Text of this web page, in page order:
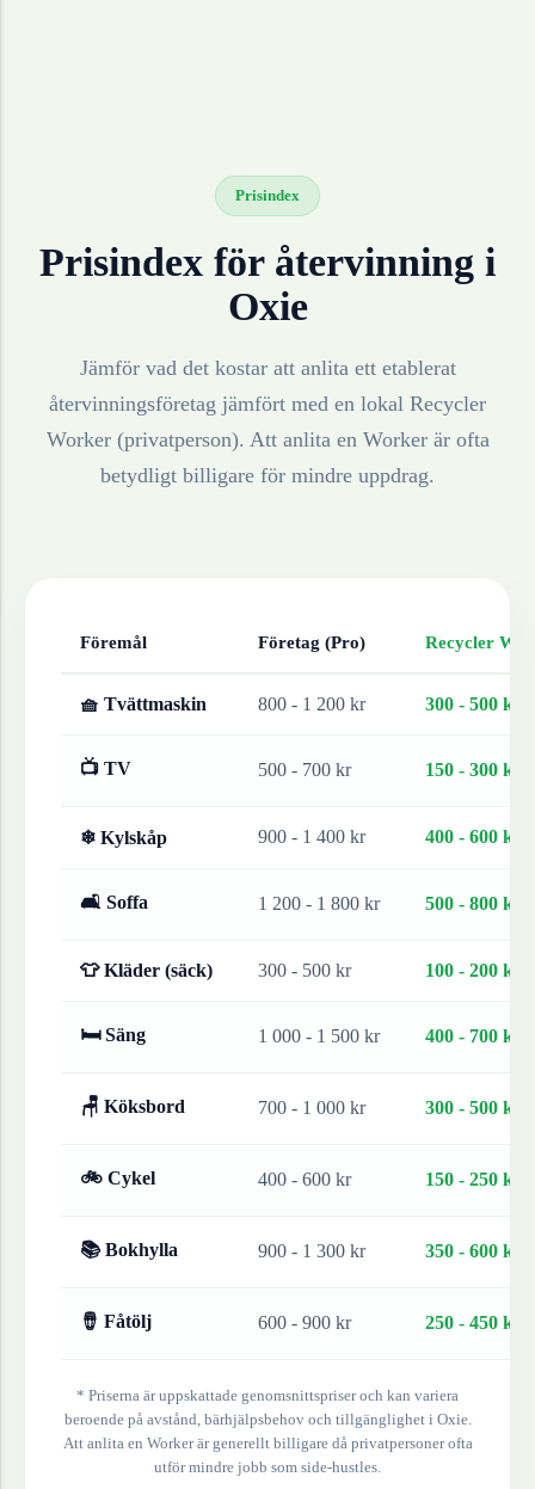
Prisindex
Prisindex för återvinning i
Oxie
Jämför vad det kostar att anlita ett etablerat
återvinningsföretag jämfört med en lokal Recycler
Worker (privatperson). Att anlita en Worker är ofta
betydligt billigare för mindre uppdrag.
Föremål Företag (Pro) Recycler
🧺 Tvättmaskin 800 - 1 200 kr 300 - 500 kr
📺 TV 500 - 700 kr 150 - 300 kr
❄ Kylskåp 900 - 1 400 kr 400 - 600 kr
🛋 Soffa 1 200 - 1 800 kr 500 - 800 kr
👕 Kläder (säck) 300 - 500 kr 100 - 200 kr
🛏 Säng 1 000 - 1 500 kr 400 - 700 kr
🪑 Köksbord 700 - 1 000 kr 300 - 500 kr
🚲 Cykel 400 - 600 kr 150 - 250 kr
📚 Bokhylla 900 - 1 300 kr 350 - 600 kr
🪘 Fåtölj 600 - 900 kr 250 - 450 kr
* Priserna är uppskattade genomsnittspriser och kan variera
beroende på avstånd, bärhjälpsbehov och tillgänglighet i Oxie.
Att anlita en Worker är generellt billigare då privatpersoner ofta
utför mindre jobb som side-hustles.